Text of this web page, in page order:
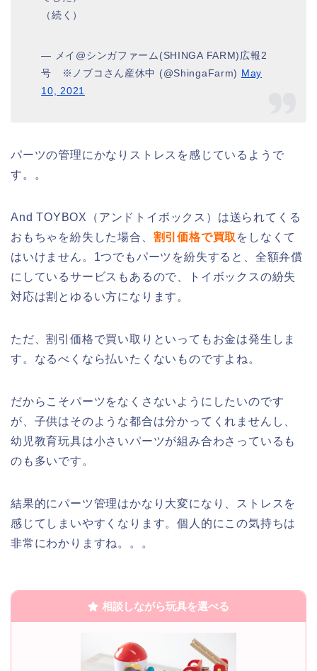
（続く）
— メイ@シンガファーム(SHINGA FARM)広報2
号 ※ノブコさん産休中 (@ShingaFarm) May
10, 2021
パーツの管理にかなりストレスを感じているようで
す。。
And TOYBOX（アンドトイボックス）は送られてくる
おもちゃを紛失した場合、 割引価格で買取 をしなくて
はいけません。1つでもパーツを紛失すると、全額弁償
にしているサービスもあるので、トイボックスの紛失
対応は割とゆるい方になります。
ただ、割引価格で買い取りといってもお金は発生しま
す。なるべくなら払いたくないものですよね。
だからこそパーツをなくさないようにしたいのです
が、子供はそのような都合は分かってくれませんし、
幼児教育玩具は小さいパーツが組み合わさっているも
のも多いです。
結果的にパーツ管理はかなり大変になり、ストレスを
感じてしまいやすくなります。個人的にこの気持ちは
非常にわかりますね。。。
相談しながら玩具を選べる